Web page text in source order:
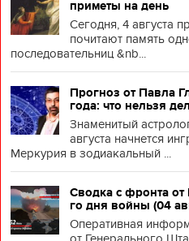
приметы на день
Сегодня, 4 августа
почитают память
последовательниц &nb...
Прогноз от Павла
года: что нельзя
Знаменитый
августа начнется
Меркурия в зодиакальный ...
Сводка с фронта от
го дня войны (04
Оперативная